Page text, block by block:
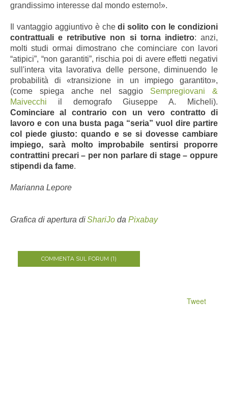
grandissimo interesse dal mondo esterno!».
Il vantaggio aggiuntivo è chedi solito con le condizioni
contrattuali e retributive non si torna indietro: anzi,
molti studi ormai dimostrano che cominciare con lavori
“atipici”, “non garantiti”, rischia poi di avere effetti negativi
sull'intera vita lavorativa delle persone, diminuendo le
probabilità di «transizione in un impiego garantito»,
(come spiega anche nel saggio Sempregiovani &
Maivecchi il demografo Giuseppe A. Micheli).
Cominciare al contrario con un vero contratto di
lavoro e con una busta paga “seria” vuol dire partire
col piede giusto: quando e se si dovesse cambiare
impiego, sarà molto improbabile sentirsi proporre
contrattini precari – per non parlare di stage – oppure
stipendi da fame.
Marianna Lepore
Grafica di apertura diShariJo da Pixabay
COMMENTA SUL FORUM (1)
Tweet